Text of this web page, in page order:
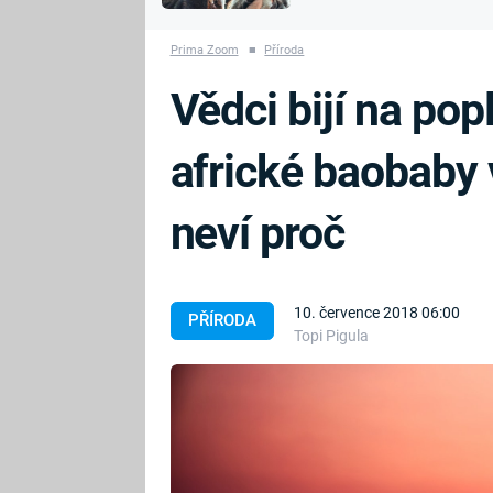
PRVNÍ SVĚTOVÁ
BRITSKÁ
KRÁLOVSKÁ
RODINA
Prima Zoom ■ Příroda
PŘÍRODA
10. července 2018 06:00
Topi Pigula
Vědci bijí na
africké
neví proč